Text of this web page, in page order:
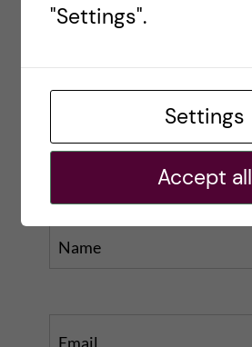
i
p
t
Comment
Name
Email
"Settings".
Settings
Accept all